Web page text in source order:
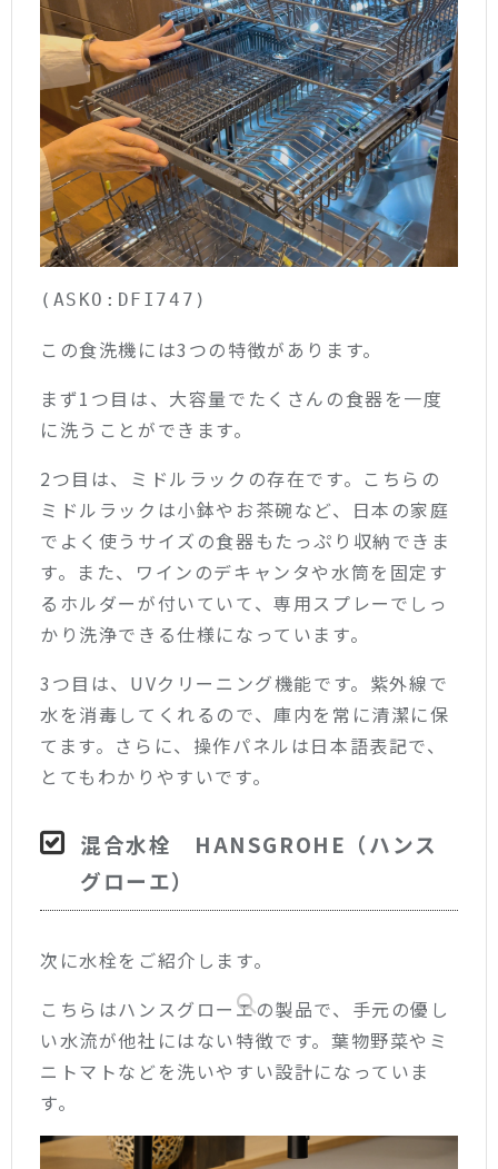
(ASKO:DFI747)
この食洗機には3つの特徴があります。
まず1つ目は、大容量でたくさんの食器を一度
に洗うことができます。
2つ目は、ミドルラックの存在です。 こちらの
ミドルラックは小鉢やお茶碗など、日本の家庭
でよく使うサイズの食器もたっぷり収納できま
す。また、ワインのデキャンタや水筒を固定す
るホルダーが付いていて、専用スプレーでしっ
かり洗浄できる仕様になっています。
3つ目は、UVクリーニング機能です。紫外線で
水を消毒してくれるので、庫内を常に清潔に保
てます。さらに、操作パネルは日本語表記で、
とてもわかりやすいです。
混合水栓 HANSGROHE（ハンス
グローエ）
次に水栓をご紹介します。
こちらはハンスグローエの製品で、手元の優し
い水流が他社にはない特徴です。葉物野菜やミ
ニトマトなどを洗いやすい設計になっていま
す。